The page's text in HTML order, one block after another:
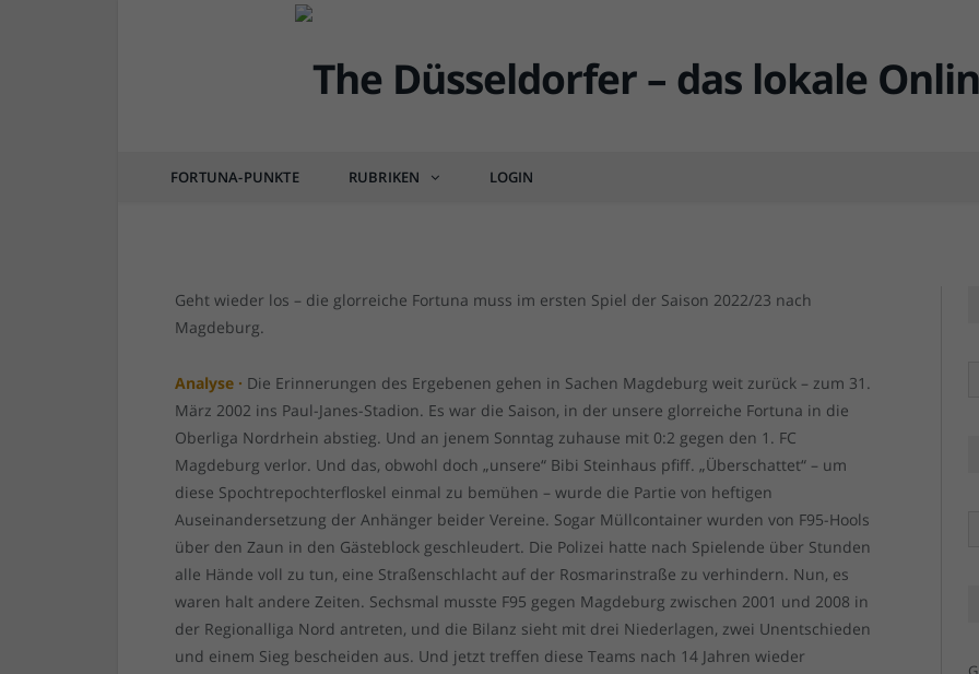
FORTUNA-PUNKTE RUBRIKEN LOGIN
Vorbericht: Magdeburg vs F95 – Aufsteiger trifft
Geht wieder los – die glorreiche Fortuna muss im ersten Spiel der Saison 2022/23 nach
Magdeburg.
Analyse · Die Erinnerungen des Ergebenen gehen in Sachen Magdeburg weit zurück – zum 31.
März 2002 ins Paul-Janes-Stadion. Es war die Saison, in der unsere glorreiche Fortuna in die
Oberliga Nordrhein abstieg. Und an jenem Sonntag zuhause mit 0:2 gegen den 1. FC
Magdeburg verlor. Und das, obwohl doch „unsere“ Bibi Steinhaus pfiff. „Überschattet“ – um
diese Spochtrepochterfloskel einmal zu bemühen – wurde die Partie von heftigen
Auseinandersetzung der Anhänger beider Vereine. Sogar Müllcontainer wurden von F95-Hools
über den Zaun in den Gästeblock geschleudert. Die Polizei hatte nach Spielende über Stunden
alle Hände voll zu tun, eine Straßenschlacht auf der Rosmarinstraße zu verhindern. Nun, es
waren halt andere Zeiten. Sechsmal musste F95 gegen Magdeburg zwischen 2001 und 2008 in
der Regionalliga Nord antreten, und die Bilanz sieht mit drei Niederlagen, zwei Unentschieden
und einem Sieg bescheiden aus. Und jetzt treffen diese Teams nach 14 Jahren wieder